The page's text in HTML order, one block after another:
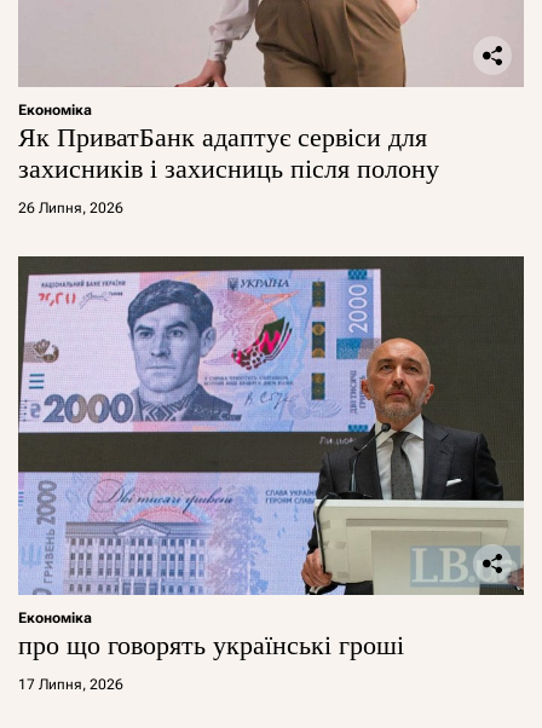
Економіка
Як ПриватБанк адаптує сервіси для
захисників і захисниць після полону
26 Липня, 2026
Економіка
про що говорять українські гроші
17 Липня, 2026